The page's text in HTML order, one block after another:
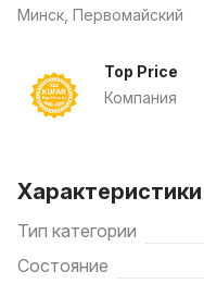
Минск, Первомайский
Top Price
Компания
Характеристики
Тип категории
Состояние